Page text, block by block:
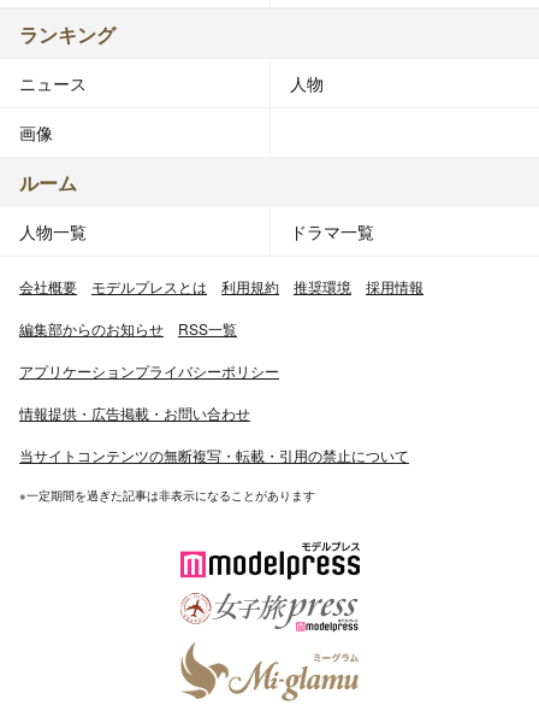
ランキング
ニュース 人物
画像
ルーム
人物一覧 ドラマ一覧
会社概要 モデルプレスとは 利用規約 推奨環境 採用情報
編集部からのお知らせ RSS一覧
アプリケーションプライバシーポリシー
情報提供・広告掲載・お問い合わせ
当サイトコンテンツの無断複写・転載・引用の禁止について
※一定期間を過ぎた記事は非表示になることがあります